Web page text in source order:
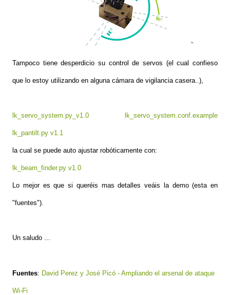
Tampoco tiene desperdicio su control de servos (el cual confieso
que lo estoy utilizando en alguna cámara de vigilancia casera..),
lk_servo_system.py_v1.0 lk_servo_system.conf.example
lk_pantilt.py v1.1
la cual se puede auto ajustar robóticamente con:
lk_beam_finder.py v1.0
Lo mejor es que si queréis mas detalles veáis la demo (esta en
"fuentes").
Un saludo ...
Fuentes: David Perez y José Picó - Ampliando el arsenal de ataque
Wi-Fi